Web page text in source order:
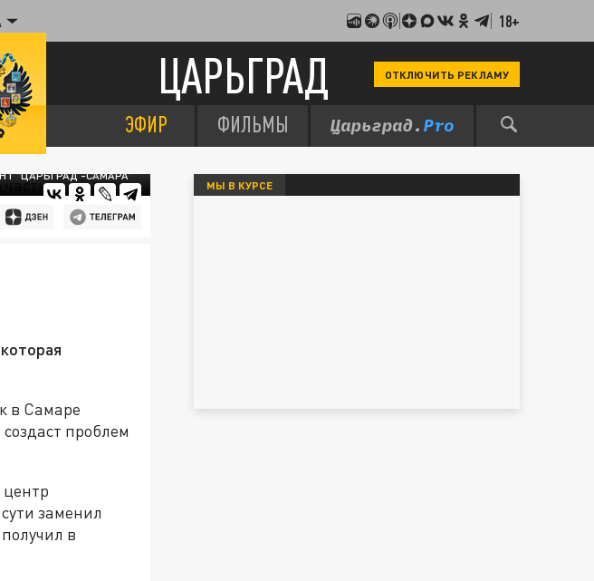
18+
ЦАРЬГРАД ОТКЛЮЧИТЬ РЕКЛАМУ
ЭФИР ФИЛЬМЫ
"ЦАРЬГРАД -САМАРА"
в Самаре
проблем
заменил
в
МЫ В КУРСЕ